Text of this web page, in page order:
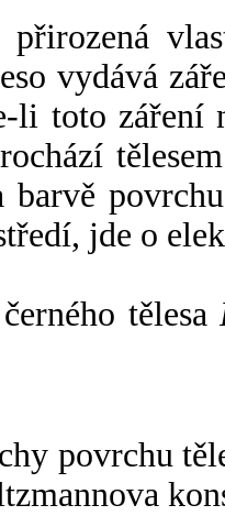
vydává
li toto záření
jde o
tělesa
povrchu